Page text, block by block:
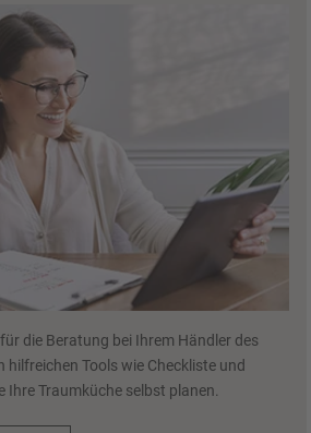
die Beratung bei Ihrem Händler des
hilfreichen Tools wie Checkliste und
Ihre Traumküche selbst planen.